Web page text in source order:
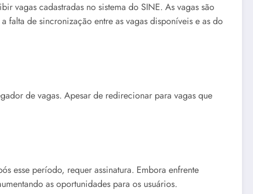
vagas cadastradas no sistema do SINE. As vagas são
de sincronização entre as vagas disponíveis e as do
de vagas. Apesar de redirecionar para vagas que
esse período, requer assinatura. Embora enfrente
as oportunidades para os usuários.